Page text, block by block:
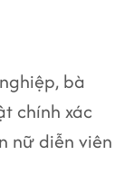
bà
chính xác
nữ diễn viên